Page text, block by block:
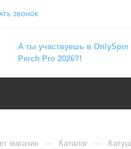
ЗВОНОК
А ты участвуешь в OnlySpin
Perch Pro 2026?!
магазин — Каталог —